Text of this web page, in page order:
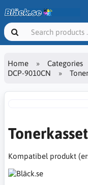
Home Categories
DCP-9010CN
Kompatibel produkt